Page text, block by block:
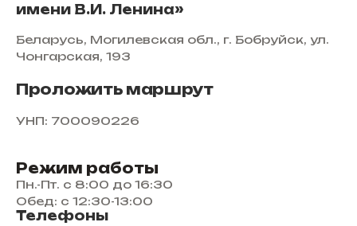
имени В.И. Ленина»
Беларусь, Могилевская обл., г. Бобруйск, ул.
Чонгарская, 193
Проложить маршрут
УНП: 700090226
Режим работы
Пн.-Пт. с 8:00 до 16:30
Обед: с 12:30-13:00
Телефоны